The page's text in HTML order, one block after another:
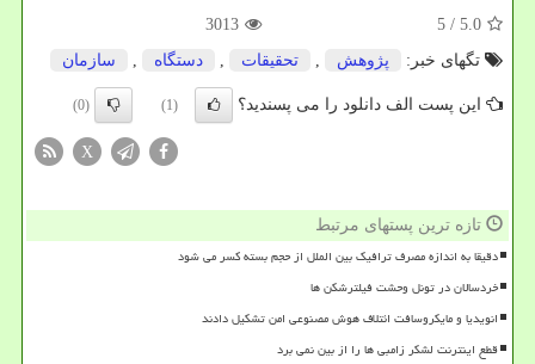
5.0
/ 5
3013
تگهای خبر:
پژوهش , تحقیقات , دستگاه , سازمان
این پست الف دانلود را می پسندید؟ (1)
(0)
X
تازه ترین پستهای مرتبط
دقیقا به اندازه مصرف ترافیک بین الملل از حجم بسته کسر می شود
خردسالان در تونل وحشت فیلترشکن ها
انویدیا و مایکروسافت ائتلاف هوش مصنوعی امن تشکیل دادند
قطع اینترنت لشکر زامبی ها را از بین نمی برد